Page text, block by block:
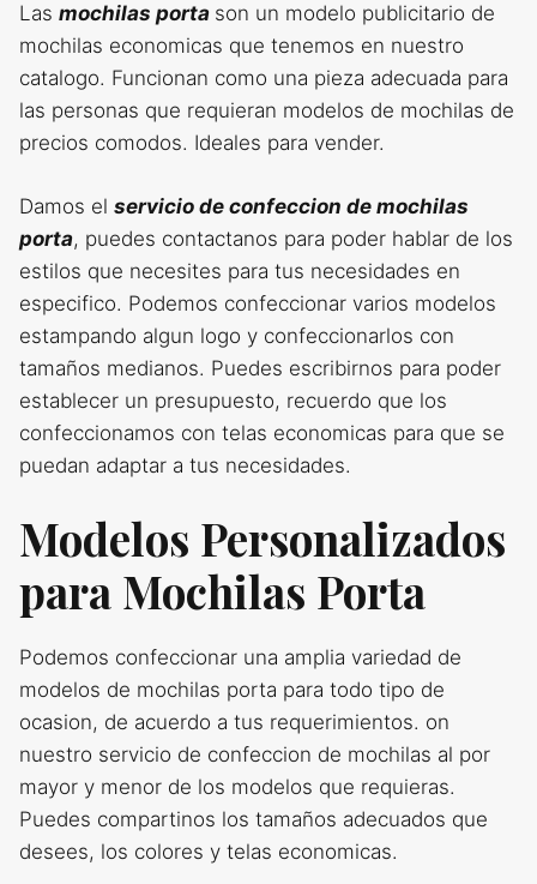
Las mochilas porta son un modelo publicitario de
mochilas economicas que tenemos en nuestro
catalogo. Funcionan como una pieza adecuada para
las personas que requieran modelos de mochilas de
precios comodos. Ideales para vender.
Damos el servicio de confeccion de mochilas
porta, puedes contactanos para poder hablar de los
estilos que necesites para tus necesidades en
especifico. Podemos confeccionar varios modelos
estampando algun logo y confeccionarlos con
tamaños medianos. Puedes escribirnos para poder
establecer un presupuesto, recuerdo que los
confeccionamos con telas economicas para que se
puedan adaptar a tus necesidades.
Modelos Personalizados
para Mochilas Porta
Podemos confeccionar una amplia variedad de
modelos de mochilas porta para todo tipo de
ocasion, de acuerdo a tus requerimientos. on
nuestro servicio de confeccion de mochilas al por
mayor y menor de los modelos que requieras.
Puedes compartinos los tamaños adecuados que
desees, los colores y telas economicas.